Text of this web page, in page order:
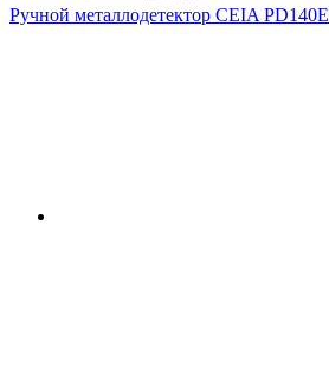
Ручной металлодетектор CEIA PD140E